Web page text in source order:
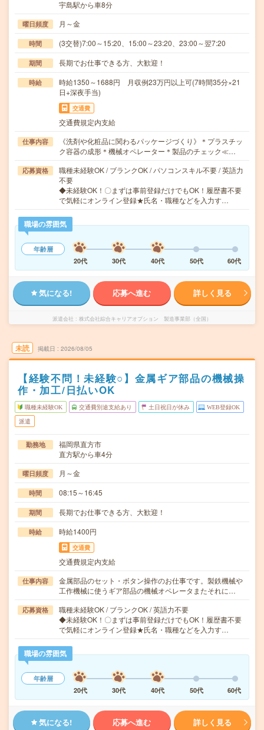
宇島駅から車8分
曜日頻度 月～金
時間 (3交替)7:00～15:20、15:00～23:20、23:00～翌7:20
期間 長期でお仕事できる方、大歓迎！
時給
時給1350～1688円 月収例23万円以上可(7時間35分×21
日+深夜手当)
交通費
交通費規定内支給
仕事内容
《洗剤や化粧品に関わるパッケージづくり》＊プラスチッ
ク容器の成形＊機械オペレーター＊製品のチェック≪…
応募資格
職種未経験OK / ブランクOK / パソコンスキル不要 / 英語力
不要
◆未経験OK！〇まずは事前登録だけでもOK！履歴書不要
で気軽にオンライン登録★氏名・職種などを入力す…
職場の雰囲気
年齢層
20代
30代 40代 50代 60代
気になる! 応募へ進む 詳しく見る
派遣会社 株式会社綜合キャリアオプション 製造事業部（全国）
未読 掲載日 2026/08/05
【経験不問！未経験○】金属ギア部品の機械操
作・加工/日払いOK
職種未経験OK 交通費別途支給あり 土日祝日が休み WEB登録OK
派遣
勤務地
福岡県直方市
直方駅から車4分
曜日頻度 月～金
時間 08:15～16:45
期間 長期でお仕事できる方、大歓迎！
時給 時給1400円
交通費
交通費規定内支給
仕事内容
金属部品のセット・ボタン操作のお仕事です。製鉄機械や
工作機械に使うギア部品の機械オペレータまたそれに…
応募資格
職種未経験OK / ブランクOK / 英語力不要
◆未経験OK！〇まずは事前登録だけでもOK！履歴書不要
で気軽にオンライン登録★氏名・職種などを入力す…
職場の雰囲気
年齢層
20代
30代 40代 50代 60代
気になる! 応募へ進む 詳しく見る